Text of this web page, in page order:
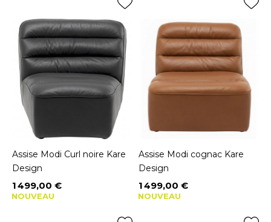
Assise Modi Curl noire Kare
Design
Prix
1 499,00 €
NOUVEAU
Assise Modi cognac Kare
Design
Prix
1 499,00 €
NOUVEAU